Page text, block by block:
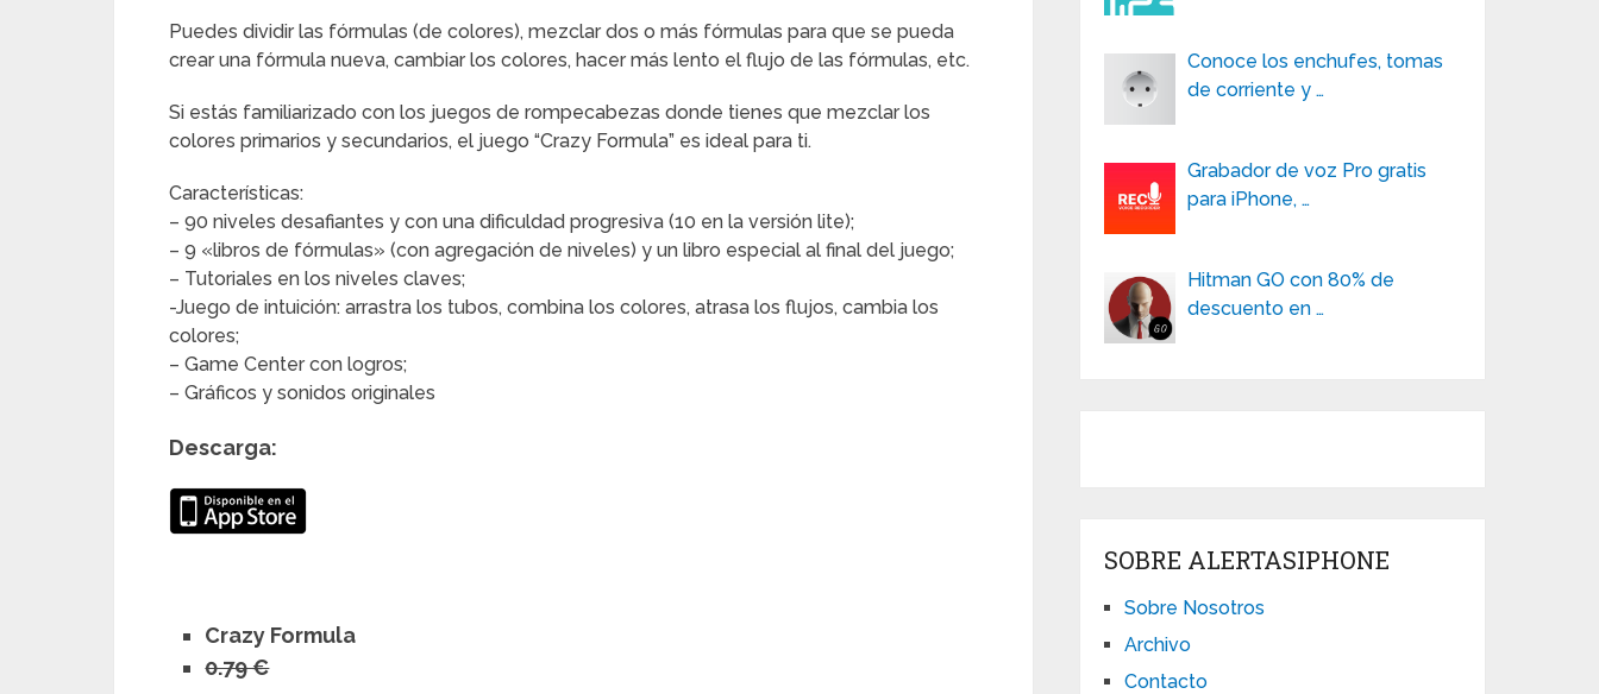
Puedes dividir las fórmulas (de colores), mezclar dos o más fórmulas para que se pueda
crear una fórmula nueva, cambiar los colores, hacer más lento el flujo de las fórmulas, etc.
Si estás familiarizado con los juegos de rompecabezas donde tienes que mezclar los
colores primarios y secundarios, el juego “Crazy Formula” es ideal para ti.
Características:
– 90 niveles desafiantes y con una dificuldad progresiva (10 en la versión lite);
– 9 «libros de fórmulas» (con agregación de niveles) y un libro especial al final del juego;
– Tutoriales en los niveles claves;
-Juego de intuición: arrastra los tubos, combina los colores, atrasa los flujos, cambia los
colores;
– Game Center con logros;
– Gráficos y sonidos originales
Descarga:
Crazy Formula
0.79 €
Conoce los enchufes, tomas
de corriente y …
Grabador de voz Pro gratis
para iPhone, …
Hitman GO con 80% de
descuento en …
SOBRE ALERTASIPHONE
Sobre Nosotros
Archivo
Contacto